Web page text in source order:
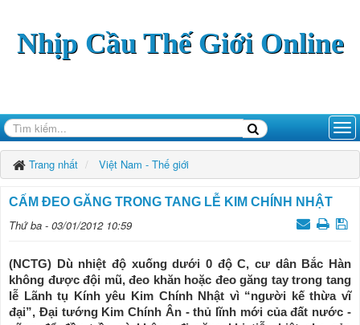
Nhịp Cầu Thế Giới Online
Trang nhất Việt Nam - Thế giới
CẤM ÐEO GĂNG TRONG TANG LỄ KIM CHÍNH NHẬT
Thứ ba - 03/01/2012 10:59
(NCTG) Dù nhiệt độ xuống dưới 0 độ C, cư dân Bắc Hàn
không được đội mũ, đeo khăn hoặc đeo găng tay trong tang
lễ Lãnh tụ Kính yêu Kim Chính Nhật vì “người kế thừa vĩ
đại”, Ðại tướng Kim Chính Ân - thủ lĩnh mới của đất nước -